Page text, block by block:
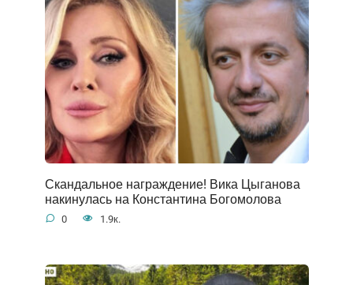
Скандальное награждение! Вика Цыганова
накинулась на Константина Богомолова
0 1.9к.